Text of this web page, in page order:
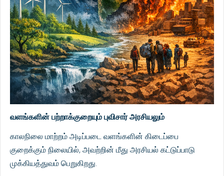
வளங்களின் பற்றாக்குறையும் புவிசார் அரசியலும்
காலநிலை மாற்றம் அடிப்படை வளங்களின் கிடைப்பை
குறைக்கும் நிலையில், அவற்றின் மீது அரசியல் கட்டுப்பாடு
முக்கியத்துவம் பெறுகிறது.